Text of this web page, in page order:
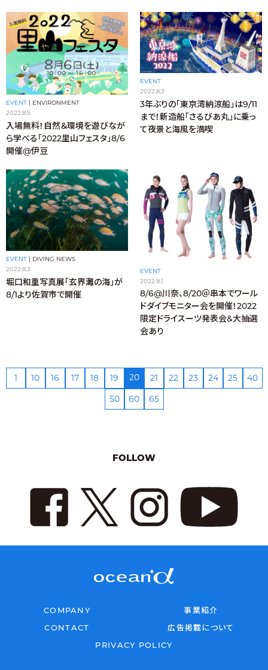
EVENT
ENVIRONMENT
2022.8.5
入場無料！自然＆環境を遊びなが
ら学べる「2022里山フェスタ」8/6
開催@伊豆
EVENT
2022.8.3
3年ぶりの「東京湾納涼船」は9/11
まで！新造船「さるびあ丸」に乗っ
て夜景と海風を満喫
EVENT
DIVING NEWS
2022.8.3
堀口和重写真展「玄界灘の海」が
8/1より佐賀市で開催
EVENT
2022.8.1
8/6@川奈、8/20＠串本でワール
ドダイブモニター会を開催！2022
限定ドライスーツ発表会&大抽選
会あり
1 10 16 17 18 19 20 21 22 23 24 25
40
50
60 65
FOLLOW
COMPANY
事業紹介
CONTACT
広告掲載について
PRIVACY POLICY